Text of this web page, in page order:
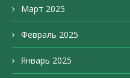
Март 2025
Февраль 2025
Январь 2025